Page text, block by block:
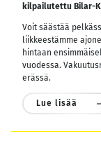
kilpailutettu Bilar-
Voit säästää
liikkeestämme
hintaan
vuodessa.
erässä.
Lue lisää